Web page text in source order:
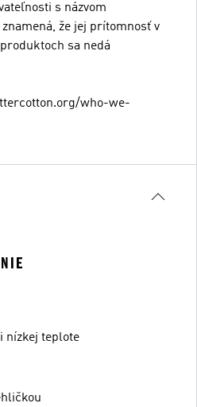
s názvom
že jej prítomnosť v
sa nedá
who-we-
nízkej teplote